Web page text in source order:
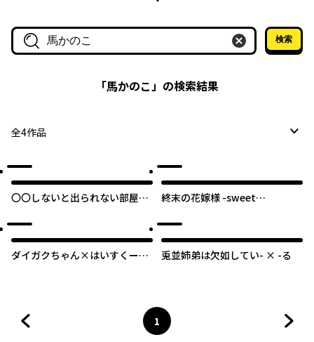
作品名・作家名で探す
検索
「馬かのこ」の検索結果
全4作品
〇〇しないと出られない部屋ア
終末の花嫁様 -sweet
ダイガクちゃん×はいすくー
兎並姉弟は欠如してい- × -る
ページ
1
へ